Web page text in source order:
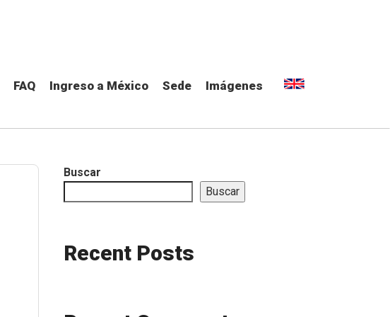
FAQ Ingreso a México Sede Imágenes
Buscar
Buscar
Recent Posts